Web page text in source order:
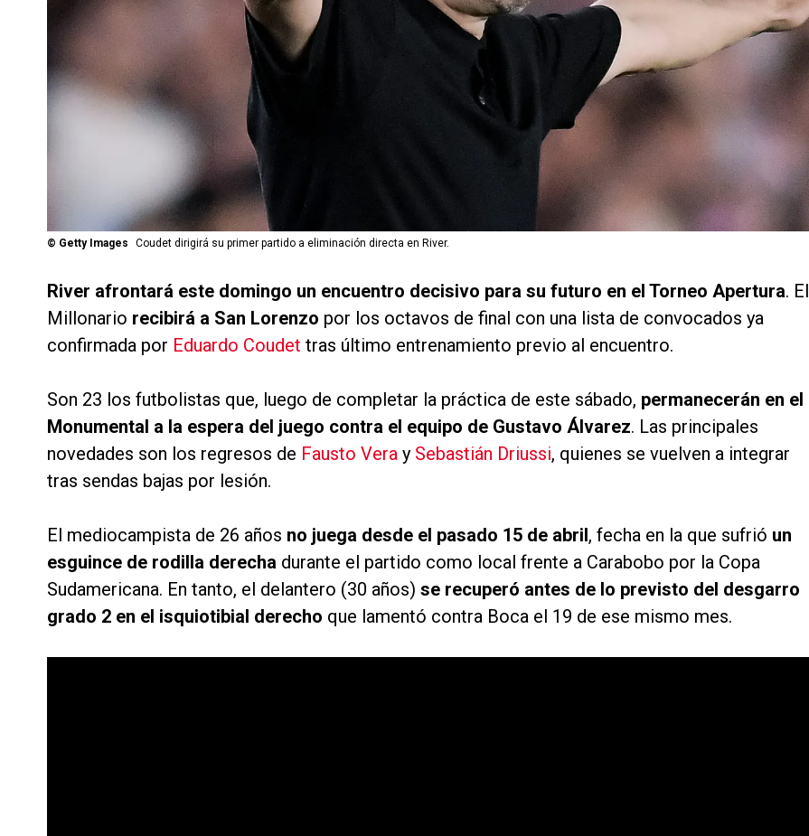
© Getty Images Coudet dirigirá su primer partido a eliminación directa en River.
River afrontará este domingo un encuentro decisivo para su futuro en el Torneo Apertura. El
Millonario recibirá a San Lorenzo por los octavos de final con una lista de convocados ya
confirmada por Eduardo Coudet tras último entrenamiento previo al encuentro.
Son 23 los futbolistas que, luego de completar la práctica de este sábado, permanecerán en el
Monumental a la espera del juego contra el equipo de Gustavo Álvarez. Las principales
novedades son los regresos de Fausto Vera y Sebastián Driussi, quienes se vuelven a integrar
tras sendas bajas por lesión.
El mediocampista de 26 años no juega desde el pasado 15 de abril, fecha en la que sufrió un
esguince de rodilla derecha durante el partido como local frente a Carabobo por la Copa
Sudamericana. En tanto, el delantero (30 años) se recuperó antes de lo previsto del desgarro
grado 2 en el isquiotibial derecho que lamentó contra Boca el 19 de ese mismo mes.